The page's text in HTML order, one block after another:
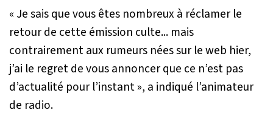
« Je sais que vous êtes nombreux à réclamer le
retour de cette émission culte... mais
contrairement aux rumeurs nées sur le web hier,
j’ai le regret de vous annoncer que ce n’est pas
d’actualité pour l’instant », a indiqué l’animateur
de radio.